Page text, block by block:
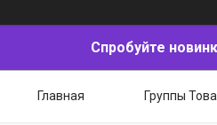
Спробуйте
Главная Группы